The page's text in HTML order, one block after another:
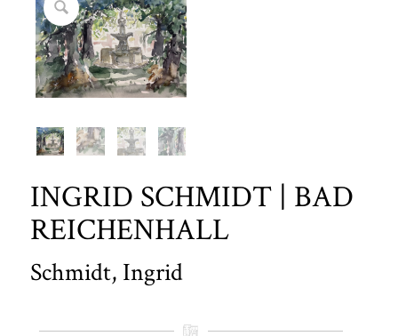
INGRID SCHMIDT | BAD
REICHENHALL
Schmidt, Ingrid